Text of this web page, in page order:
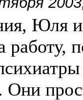
Юля
работу,
Они